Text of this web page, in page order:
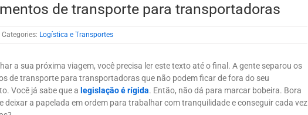
de transporte para transportadoras
Categories: Logística e Transportes
a sua próxima viagem, você precisa ler este texto até o final. A gente separou os
de transporte para transportadoras que não podem ficar de fora do seu
Você já sabe que a legislação é rígida. Então, não dá para marcar bobeira. Bora
deixar a papelada em ordem para trabalhar com tranquilidade e conseguir cada vez